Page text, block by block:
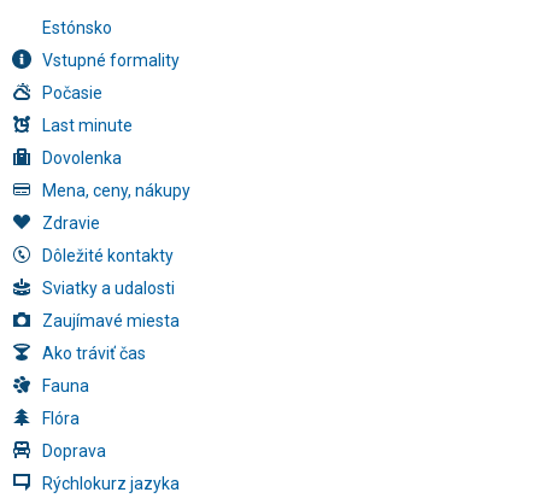
Estónsko
Vstupné formality
Počasie
Last minute
Dovolenka
Mena, ceny, nákupy
Zdravie
Dôležité kontakty
Sviatky a udalosti
Zaujímavé miesta
Ako tráviť čas
Fauna
Flóra
Doprava
Rýchlokurz jazyka